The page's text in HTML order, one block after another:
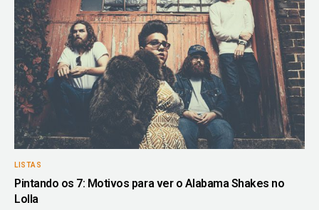
LISTAS
Pintando os 7: Motivos para ver o Alabama Shakes no
Lolla